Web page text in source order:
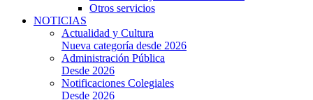
Otros servicios
NOTICIAS
Actualidad y Cultura
Nueva categoría desde 2026
Administración Pública
Desde 2026
Notificaciones Colegiales
Desde 2026